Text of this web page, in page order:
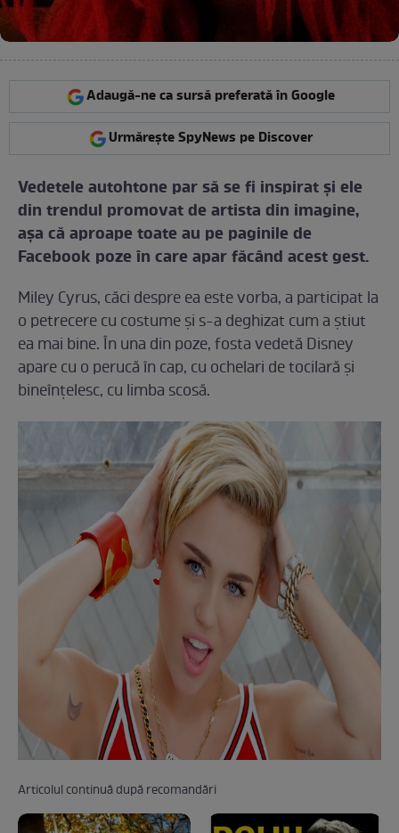
Adaugă-ne ca sursă preferată în Google
Urmărește SpyNews pe Discover
Vedetele autohtone par să se fi inspirat şi ele
din trendul promovat de artista din imagine,
aşa că aproape toate au pe paginile de
Facebook poze în care apar făcând acest gest.
Miley Cyrus, căci despre ea este vorba, a participat la
o petrecere cu costume şi s-a deghizat cum a ştiut
ea mai bine. În una din poze, fosta vedetă Disney
apare cu o perucă în cap, cu ochelari de tocilară şi
bineînţelesc, cu limba scosă.
Articolul continuă după recomandări